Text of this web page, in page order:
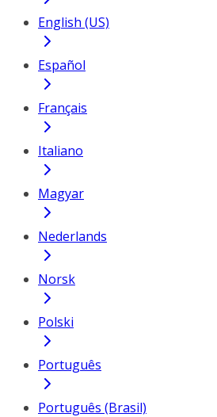
English (US)
Español
Français
Italiano
Magyar
Nederlands
Norsk
Polski
Português
Português (Brasil)